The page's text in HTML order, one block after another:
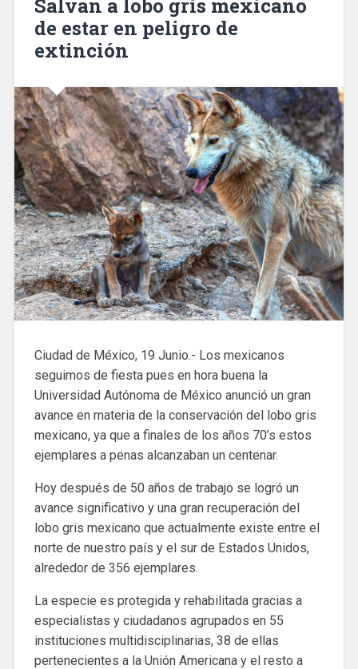
Salvan a lobo gris mexicano
de estar en peligro de
extinción
Ciudad de México, 19 Junio.- Los mexicanos
seguimos de fiesta pues en hora buena la
Universidad Autónoma de México anunció un gran
avance en materia de la conservación del lobo gris
mexicano, ya que a finales de los años 70’s estos
ejemplares a penas alcanzaban un centenar.
Hoy después de 50 años de trabajo se logró un
avance significativo y una gran recuperación del
lobo gris mexicano que actualmente existe entre el
norte de nuestro país y el sur de Estados Unidos,
alrededor de 356 ejemplares.
La especie es protegida y rehabilitada gracias a
especialistas y ciudadanos agrupados en 55
instituciones multidisciplinarias, 38 de ellas
pertenecientes a la Unión Americana y el resto a